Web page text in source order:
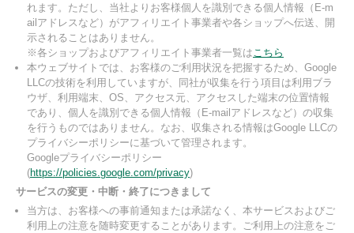
れます。ただし、当社よりお客様個人を識別できる個人情報（E-m
ailアドレスなど）がアフィリエイト事業者や各ショップへ伝送、開
示されることはありません。
※各ショップおよびアフィリエイト事業者一覧はこちら
本ウェブサイトでは、お客様のご利用状況を把握するため、Google
LLCの技術を利用していますが、同社が収集を行う項目は利用ブラ
ウザ、利用端末、OS、アクセス元、アクセスした端末の位置情報
であり、個人を識別できる個人情報（E-mailアドレスなど）の収集
を行うものではありません。なお、収集される情報はGoogle LLCの
プライバシーポリシーに基づいて管理されます。
Googleプライバシーポリシー
(https://policies.google.com/privacy)
サービスの変更・中断・終了につきまして
当方は、お客様への事前通知または承諾なく、本サービスおよびご
利用上の注意を随時変更することがあります。ご利用上の注意をご